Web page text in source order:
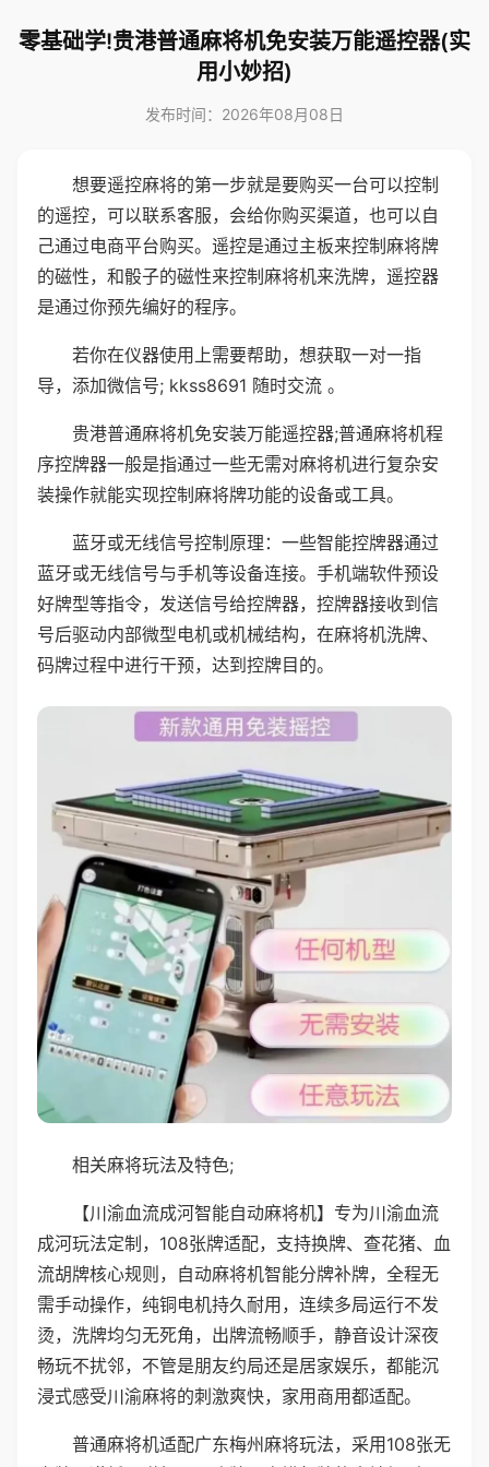
零基础学!贵港普通麻将机免安装万能遥控器(实
用小妙招)
发布时间：2026年08月08日
想要遥控麻将的第一步就是要购买一台可以控制
的遥控，可以联系客服，会给你购买渠道，也可以自
己通过电商平台购买。遥控是通过主板来控制麻将牌
的磁性，和骰子的磁性来控制麻将机来洗牌，遥控器
是通过你预先编好的程序。
若你在仪器使用上需要帮助，想获取一对一指
导，添加微信号; kkss8691 随时交流 。
贵港普通麻将机免安装万能遥控器;普通麻将机程
序控牌器一般是指通过一些无需对麻将机进行复杂安
装操作就能实现控制麻将牌功能的设备或工具。
蓝牙或无线信号控制原理：一些智能控牌器通过
蓝牙或无线信号与手机等设备连接。手机端软件预设
好牌型等指令，发送信号给控牌器，控牌器接收到信
号后驱动内部微型电机或机械结构，在麻将机洗牌、
码牌过程中进行干预，达到控牌目的。
相关麻将玩法及特色;
【川渝血流成河智能自动麻将机】专为川渝血流
成河玩法定制，108张牌适配，支持换牌、查花猪、血
流胡牌核心规则，自动麻将机智能分牌补牌，全程无
需手动操作，纯铜电机持久耐用，连续多局运行不发
烫，洗牌均匀无死角，出牌流畅顺手，静音设计深夜
畅玩不扰邻，不管是朋友约局还是居家娱乐，都能沉
浸式感受川渝麻将的刺激爽快，家用商用都适配。
普通麻将机适配广东梅州麻将玩法，采用108张无